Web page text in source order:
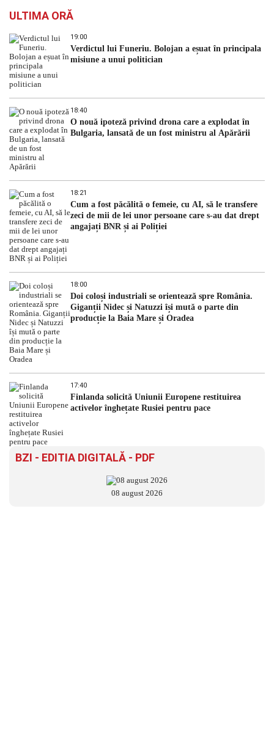
ULTIMA ORĂ
19:00
Verdictul lui Funeriu. Bolojan a eșuat în principala
misiune a unui politician
18:40
O nouă ipoteză privind drona care a explodat în
Bulgaria, lansată de un fost ministru al Apărării
18:21
Cum a fost păcălită o femeie, cu AI, să le transfere
zeci de mii de lei unor persoane care s-au dat drept
angajați BNR și ai Poliției
18:00
Doi coloși industriali se orientează spre România.
Giganții Nidec și Natuzzi își mută o parte din
producție la Baia Mare și Oradea
17:40
Finlanda solicită Uniunii Europene restituirea
activelor înghețate Rusiei pentru pace
BZI - EDITIA DIGITALĂ - PDF
08 august 2026